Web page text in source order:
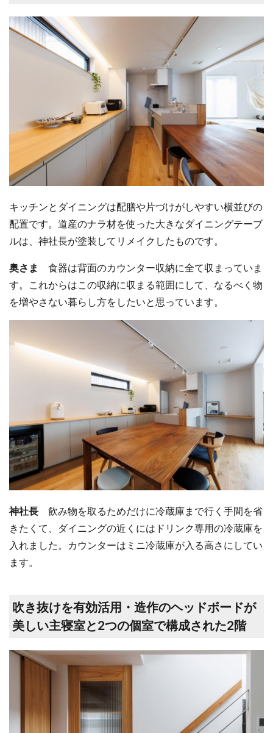
キッチンとダイニングは配膳や片づけがしやすい横並びの
配置です。道産のナラ材を使った大きなダイニングテーブ
ルは、神社長が塗装してリメイクしたものです。
奥さま 食器は背面のカウンター収納に全て収まっていま
す。これからはこの収納に収まる範囲にして、なるべく物
を増やさない暮らし方をしたいと思っています。
神社長 飲み物を取るためだけに冷蔵庫まで行く手間を省
きたくて、ダイニングの近くにはドリンク専用の冷蔵庫を
入れました。カウンターはミニ冷蔵庫が入る高さにしてい
ます。
吹き抜けを有効活用・造作のヘッドボードが
美しい主寝室と2つの個室で構成された2階